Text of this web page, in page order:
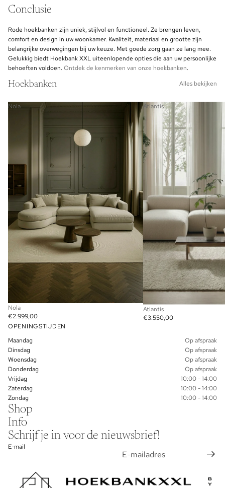
Conclusie
Rode hoekbanken zijn uniek, stijlvol en functioneel. Ze brengen leven,
comfort en design in uw woonkamer. Kwaliteit, materiaal en grootte zijn
belangrijke overwegingen bij uw keuze. Met goede zorg gaan ze lang mee.
Gelukkig biedt Hoekbank XXL uiteenlopende opties die aan uw persoonlijke
behoeften voldoen. Ontdek de kenmerken van onze hoekbanken.
Hoekbanken Alles bekijken
Nola
Nola
€2.999,00
Atlantis
Atlantis
€3.550,00
OPENINGSTIJDEN
Maandag
Op afspraak
Dinsdag
Op afspraak
Woensdag
Op afspraak
Donderdag
Op afspraak
Vrijdag
10:00 - 14:00
Zaterdag
10:00 - 14:00
Zondag
10:00 - 14:00
Shop
Info
Schrijf je in voor de nieuwsbrief!
E-mail